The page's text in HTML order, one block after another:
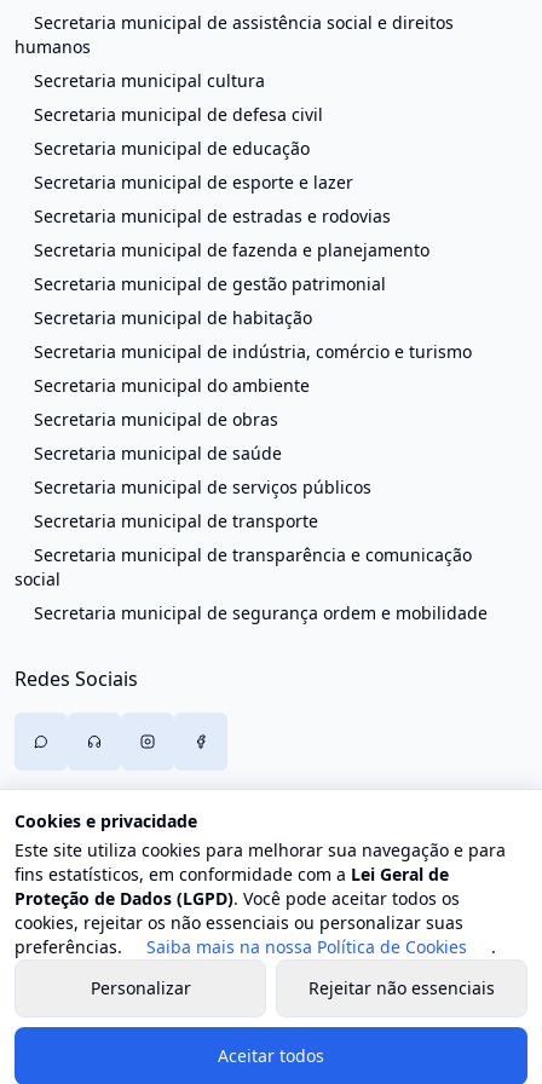
Secretaria municipal de assistência social e direitos
humanos
Secretaria municipal cultura
Secretaria municipal de defesa civil
Secretaria municipal de educação
Secretaria municipal de esporte e lazer
Secretaria municipal de estradas e rodovias
Secretaria municipal de fazenda e planejamento
Secretaria municipal de gestão patrimonial
Secretaria municipal de habitação
Secretaria municipal de indústria, comércio e turismo
Secretaria municipal do ambiente
Secretaria municipal de obras
Secretaria municipal de saúde
Secretaria municipal de serviços públicos
Secretaria municipal de transporte
Secretaria municipal de transparência e comunicação
social
Secretaria municipal de segurança ordem e mobilidade
Redes Sociais
© 2026 Prefeitura de Trajano de Moraes. Todos os direitos
reservados.
Cookies e privacidade
Este site utiliza cookies para melhorar sua navegação e para
fins estatísticos, em conformidade com a Lei Geral de
Proteção de Dados (LGPD). Você pode aceitar todos os
cookies, rejeitar os não essenciais ou personalizar suas
preferências.
Saiba mais na nossa Política de Cookies
.
Personalizar
Rejeitar não essenciais
Aceitar todos